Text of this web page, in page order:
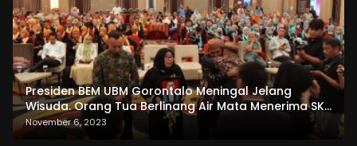
Presiden BEM UBM Gorontalo Meningal Jelang
Wisuda. Orang Tua Berlinang Air Mata Menerima SKL
dan Pemasangan Salempang
November 6, 2023